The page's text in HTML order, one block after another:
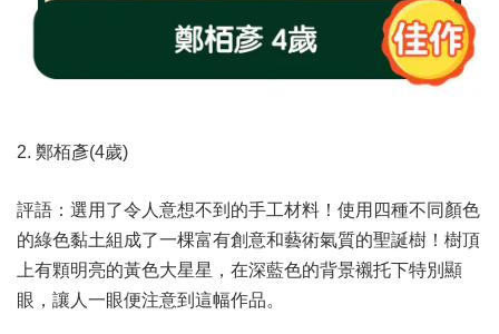
2. 鄭栢彥(4歲)
評語：選用了令人意想不到的手工材料！使用四種不同顏色
的綠色黏土組成了一棵富有創意和藝術氣質的聖誕樹！樹頂
上有顆明亮的黃色大星星，在深藍色的背景襯托下特別顯
眼，讓人一眼便注意到這幅作品。